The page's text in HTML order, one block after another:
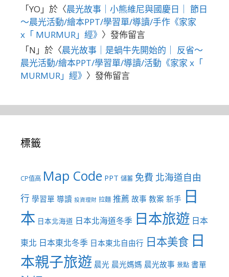
「YO 」於〈晨光故事｜小熊維尼與國慶日｜ 節日
～晨光活動/繪本PPT/學習單/導讀/手作《家家
x「 MURMUR」經》 〉發佈留言
「N 」於〈晨光故事｜是蝸牛先開始的｜ 反省～
晨光活動/繪本PPT/學習單/導讀/活動《家家 x「
MURMUR」經》 〉發佈留言
標籤
CP值高 Map Code PPT 儲蓄 免費 北海道自由
行 學習單 導讀 投資理財 拉麵 推薦 故事 教案 新手 日
本 日本北海道 日本北海道冬季 日本旅遊 日本
東北 日本東北冬季 日本東北自由行 日本美食 日
本親子旅遊 晨光 晨光媽媽 晨光故事 景點 書單